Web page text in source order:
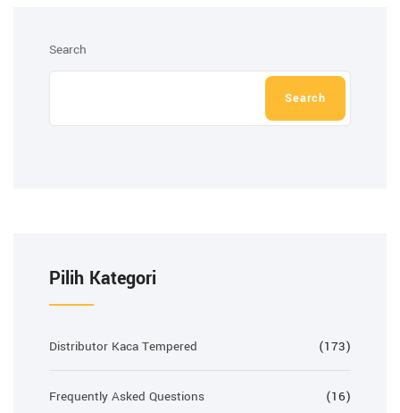
Search
Search
Pilih Kategori
Distributor Kaca Tempered (173)
Frequently Asked Questions (16)